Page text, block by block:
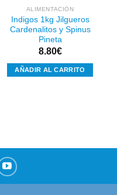
ALIMENTACIÓN
Indigos 1kg Jilgueros
Cardenalitos y Spinus
Pineta
8.80€
AÑADIR AL CARRITO